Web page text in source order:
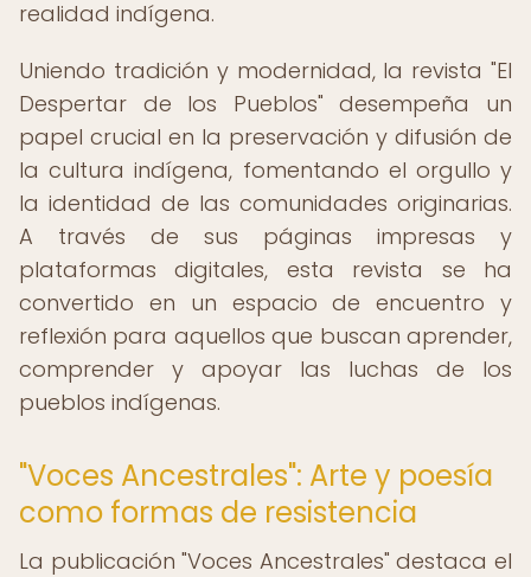
realidad indígena.
Uniendo tradición y modernidad, la revista "El
Despertar de los Pueblos" desempeña un
papel crucial en la preservación y difusión de
la cultura indígena, fomentando el orgullo y
la identidad de las comunidades originarias.
A través de sus páginas impresas y
plataformas digitales, esta revista se ha
convertido en un espacio de encuentro y
reflexión para aquellos que buscan aprender,
comprender y apoyar las luchas de los
pueblos indígenas.
"Voces Ancestrales": Arte y poesía
como formas de resistencia
La publicación "Voces Ancestrales" destaca el